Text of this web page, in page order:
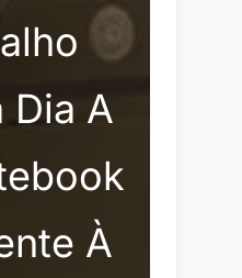
Dia A
À